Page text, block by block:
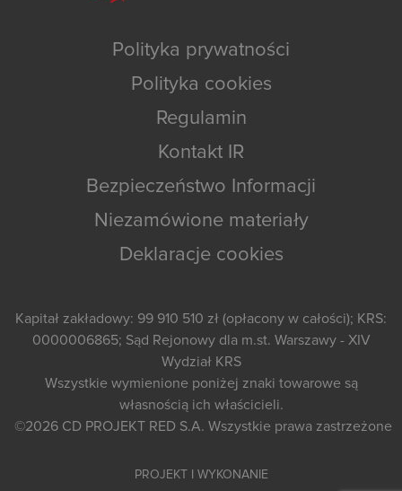
Polityka prywatności
Polityka cookies
Regulamin
Kontakt IR
Bezpieczeństwo Informacji
Niezamówione materiały
Deklaracje cookies
Kapitał zakładowy: 99 910 510 zł (opłacony w całości); KRS:
0000006865; Sąd Rejonowy dla m.st. Warszawy - XIV
Wydział KRS
Wszystkie wymienione poniżej znaki towarowe są
własnością ich właścicieli.
©2026 CD PROJEKT RED S.A. Wszystkie prawa zastrzeżone
PROJEKT I WYKONANIE